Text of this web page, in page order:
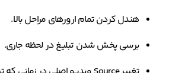
هندل کردن تمام ارورهای مراحل بالا.
برسی پخش شدن تبلیغ در لحظه جاری.